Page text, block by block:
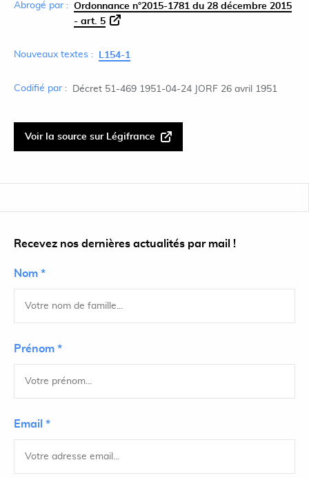
Abrogé par : Ordonnance n°2015-1781 du 28 décembre 2015
- art. 5
Nouveaux textes : L154-1
Codifié par : Décret 51-469 1951-04-24 JORF 26 avril 1951
Voir la source sur Légifrance
Recevez nos dernières actualités par mail !
Nom *
Prénom *
Email *